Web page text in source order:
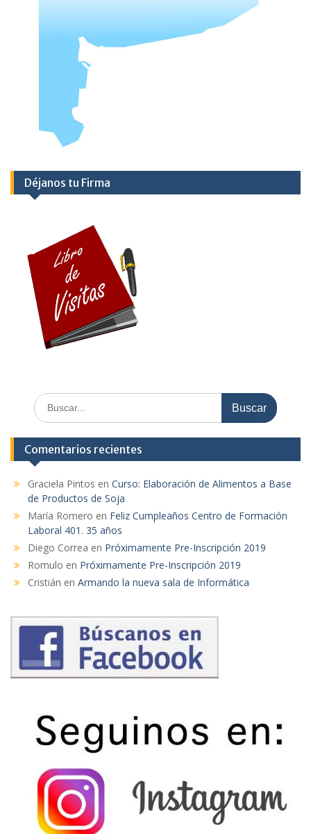
Déjanos tu Firma
Buscar:
Comentarios recientes
Graciela Pintos en Curso: Elaboración de Alimentos a Base
de Productos de Soja
María Romero en Feliz Cumpleaños Centro de Formación
Laboral 401. 35 años
Diego Correa en Próximamente Pre-Inscripción 2019
Romulo en Próximamente Pre-Inscripción 2019
Cristián en Armando la nueva sala de Informática